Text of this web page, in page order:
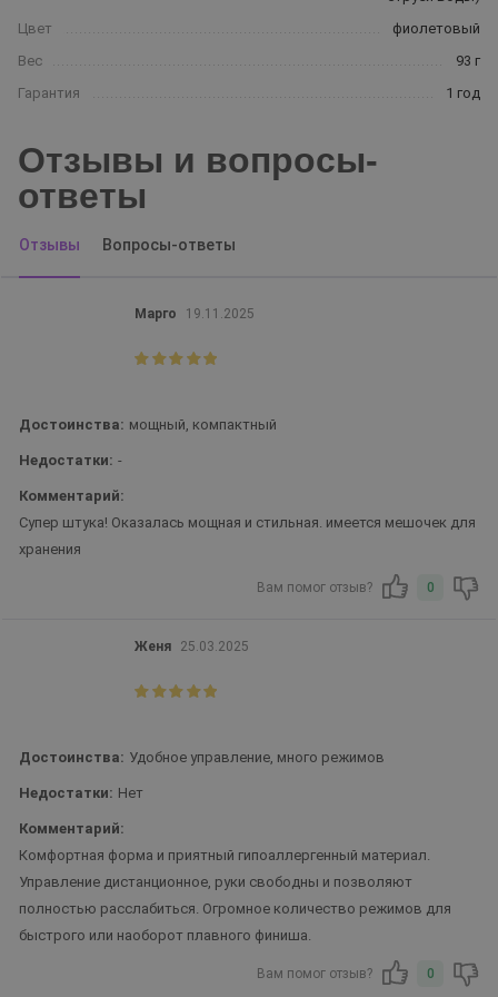
Цвет
фиолетовый
Вес
93 г
Гарантия
1 год
Отзывы и вопросы-
ответы
Отзывы Вопросы-ответы
Марго 19.11.2025
Достоинства: мощный, компактный
Недостатки: -
Комментарий:
Супер штука! Оказалась мощная и стильная. имеется мешочек для
хранения
Вам помог отзыв? 0
Женя 25.03.2025
Достоинства: Удобное управление, много режимов
Недостатки: Нет
Комментарий:
Комфортная форма и приятный гипоаллергенный материал.
Управление дистанционное, руки свободны и позволяют
полностью расслабиться. Огромное количество режимов для
быстрого или наоборот плавного финиша.
Вам помог отзыв? 0